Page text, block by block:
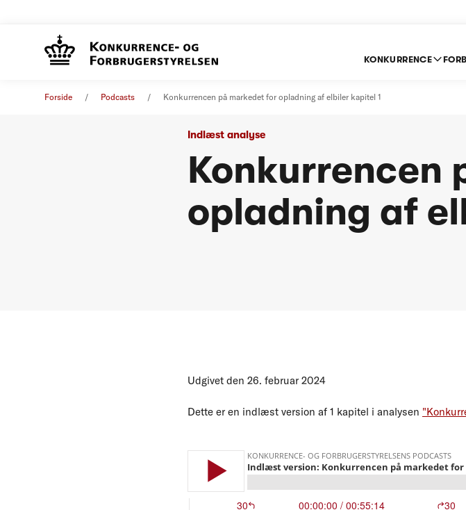
KONKURRENCE
Forside Podcasts Konkurrencen på markedet for opladning af elbiler kapitel 1
Indlæst analyse
Konkurrencen
opladning af
Udgivet den 26. februar 2024
Dette er en indlæst version af 1 kapitel i analysen